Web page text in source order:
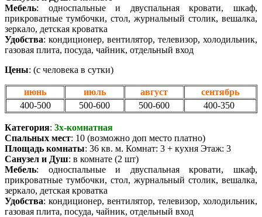
Мебель: односпальные и двуспальная кровати, шкаф,
прикроватные тумбочки, стол, журнальный столик, вешалка,
зеркало, детская кроватка
Удобства: кондиционер, вентилятор, телевизор, холодильник,
газовая плита, посуда, чайник, отдельный вход
Цены: (с человека в сутки)
июнь июль август
сентябрь
400-500
500-600 500-600 400-350
Категория: 3х-комнатная
Спальных мест: 10 (возможно доп место платно)
Площадь комнаты: 36 кв. м. Комнат: 3 + кухня Этаж: 3
Санузел и Душ: в комнате (2 шт)
Мебель: односпальные и двуспальная кровати, шкаф,
прикроватные тумбочки, стол, журнальный столик, вешалка,
зеркало, детская кроватка
Удобства: кондиционер, вентилятор, телевизор, холодильник,
газовая плита, посуда, чайник, отдельный вход